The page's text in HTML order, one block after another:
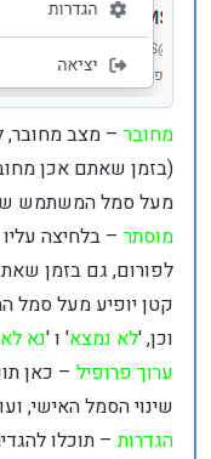
מחובר – מצב
(בזמן שאתם אכן
מעל סמל המשתמש
מוסתר – בלחיצה
לפורום, גם בזמן
קטן יופיע מעל
וכן, 'לא נמצא' ו 'נא
ערוך פרופיל – כאן
שינוי הסמל האישי,
הגדרות– תוכלו